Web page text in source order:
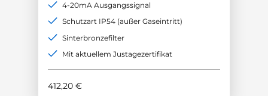
412,20 €
4-20mA Ausgangssignal
Schutzart IP54 (außer Gaseintritt)
Sinterbronzefilter
Mit aktuellem Justagezertifikat